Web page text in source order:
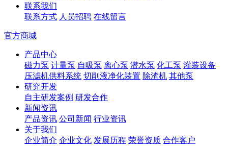
联系我们
联系方式 人员招聘 在线留言
官方商城
产品中心
磁力泵 计量泵 自吸泵 离心泵 潜水泵 化工泵 灌装设备
压滤机供料系统 切削液净化装置 除渣机 其他泵
研究开发
自主研发案例 研发合作
新闻资讯
产品资讯 公司新闻 行业资讯
关于我们
企业简介 企业文化 发展历程 荣誉资质 合作客户